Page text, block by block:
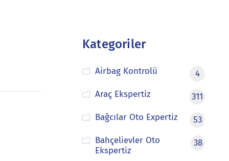
Kategoriler
Airbag Kontrolü
4
Araç Ekspertiz
311
Bağcılar Oto Expertiz
53
Bahçelievler Oto
Ekspertiz
38